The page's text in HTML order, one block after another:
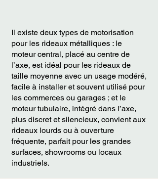
Il existe deux types de motorisation
pour les rideaux métalliques : le
moteur central, placé au centre de
l’axe, est idéal pour les rideaux de
taille moyenne avec un usage modéré,
facile à installer et souvent utilisé pour
les commerces ou garages ; et le
moteur tubulaire, intégré dans l’axe,
plus discret et silencieux, convient aux
rideaux lourds ou à ouverture
fréquente, parfait pour les grandes
surfaces, showrooms ou locaux
industriels.